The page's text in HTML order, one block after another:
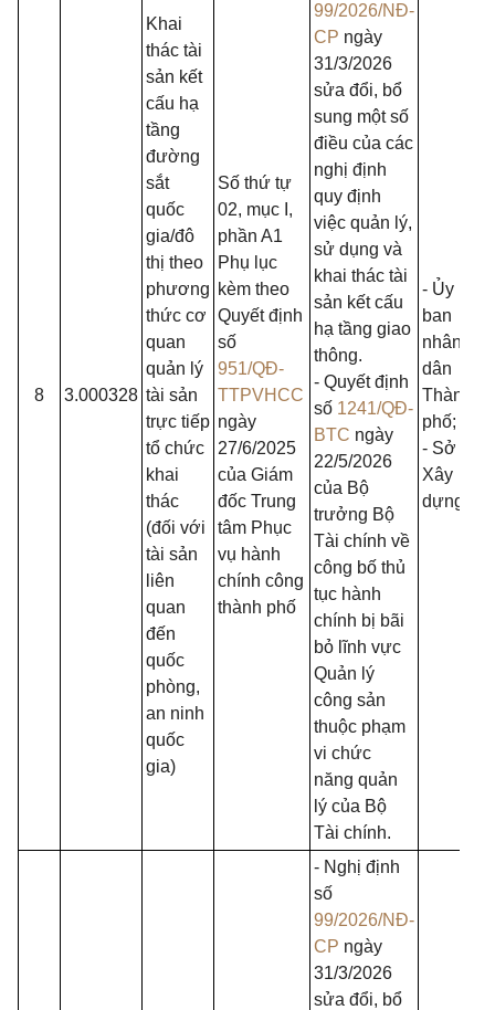
8 3.000328
Khai
thác tài
sản kết
cấu hạ
tầng
đường
sắt
quốc
gia/đô
thị theo
phương
thức cơ
quan
quản lý
tài sản
trực tiếp
tổ chức
khai
thác
(đối với
tài sản
liên
quan
đến
quốc
phòng,
an ninh
quốc
gia)
Số thứ tự
02, mục I,
phần A1
Phụ lục
kèm theo
Quyết định
số
951/QĐ-
TTPVHCC
ngày
27/6/2025
của Giám
đốc Trung
tâm Phục
vụ hành
chính công
thành phố
99/2026/NĐ-
CP ngày
31/3/2026
sửa đổi, bổ
sung một số
điều của các
nghị định
quy định
việc quản lý,
sử dụng và
khai thác tài
sản kết cấu
hạ tầng giao
thông.
- Quyết định
số 1241/QĐ-
BTC ngày
22/5/2026
của Bộ
trưởng Bộ
Tài chính về
công bố thủ
tục hành
chính bị bãi
bỏ lĩnh vực
Quản lý
công sản
thuộc phạm
vi chức
năng quản
lý của Bộ
Tài chính.
- Ủy
ban
nhân
dân
Thành
phố;
- Sở
Xây
dựng.
- Nghị định
số
99/2026/NĐ-
CP ngày
31/3/2026
sửa đổi, bổ